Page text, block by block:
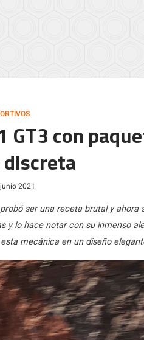
GT3 con
2021
ser una receta brutal y
y lo hace notar con su inmenso
mecánica en un diseño